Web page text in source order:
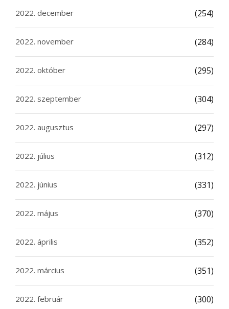
2022. december (254)
2022. november (284)
2022. október (295)
2022. szeptember (304)
2022. augusztus (297)
2022. július (312)
2022. június (331)
2022. május (370)
2022. április (352)
2022. március (351)
2022. február (300)